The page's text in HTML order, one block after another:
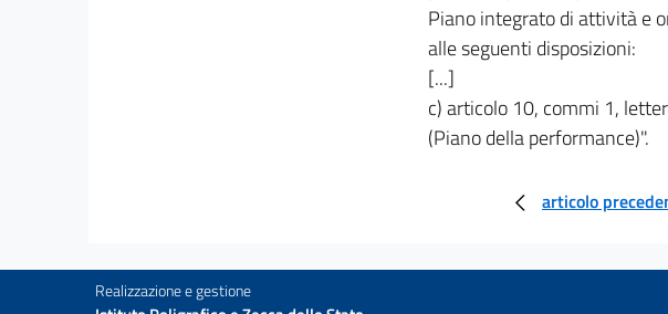
CAPO II
Piano integrato di attività e
alle seguenti disposizioni:
[...]
c) articolo 10, commi 1,
(Piano della performance)".
articolo
Realizzazione e gestione